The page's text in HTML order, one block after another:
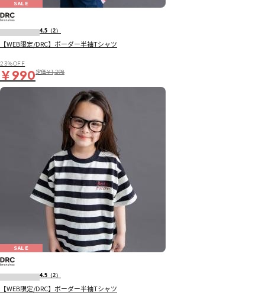
SALE
4.5 （2）
【WEB限定/DRC】ボーダー半袖Tシャツ
23％OFF
￥990定価￥1,298
SALE
4.5 （2）
【WEB限定/DRC】ボーダー半袖Tシャツ